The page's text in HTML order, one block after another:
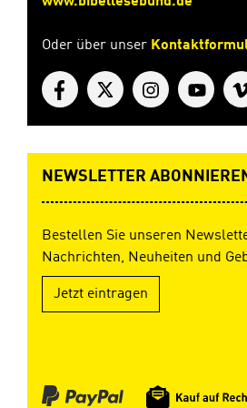
Oder über unser
NEWSLETTER
Bestellen Sie unseren
Nachrichten, Neuheiten und
Jetzt eintragen